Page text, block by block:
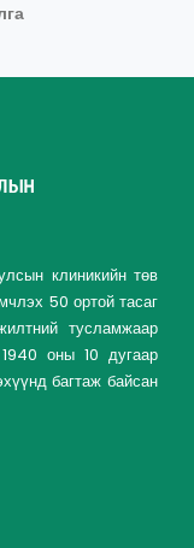
клиникийн төв
50 ортой тасаг
тусламжаар
оны 10 дугаар
багтаж байсан